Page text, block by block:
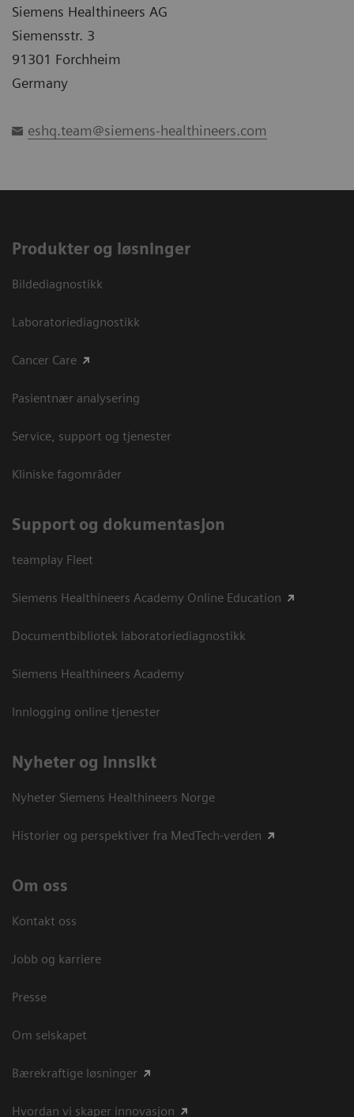
Siemens Healthineers AG
Siemensstr. 3
91301 Forchheim
Germany
eshq.team@siemens-healthineers.com
Produkter og løsninger
Bildediagnostikk
Laboratoriediagnostikk
Cancer Care
Pasientnær analysering
Service, support og tjenester
Kliniske fagområder
Support og dokumentasjon
teamplay Fleet
Siemens Healthineers Academy Online Education
Documentbibliotek laboratoriediagnostikk
Siemens Healthineers Academy
Innlogging online tjenester
Nyheter og innsikt
Nyheter Siemens Healthineers Norge
Historier og perspektiver fra MedTech-verden
Om oss
Kontakt oss
Jobb og karriere
Presse
Om selskapet
Bærekraftige løsninger
Hvordan vi skaper innovasjon